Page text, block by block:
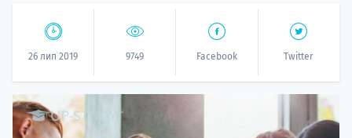
26 лип 2019 9749 Facebook Twitter